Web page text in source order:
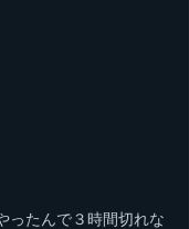
ったんで３時間切れな